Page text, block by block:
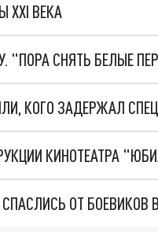
XXI ВЕКА
"ПОРА СНЯТЬ БЕЛЫЕ
КОГО ЗАДЕРЖАЛ
ОТ